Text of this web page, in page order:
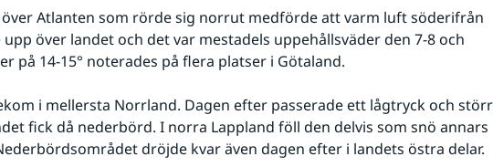
Atlanten som rörde sig norrut medförde att varm luft söderifrån
över landet och det var mestadels uppehållsväder den 7-8 och
på 14-15° noterades på flera platser i Götaland.
fick då nederbörd. I norra Lappland föll den delvis som snö annars
dröjde kvar även dagen efter i landets östra delar.